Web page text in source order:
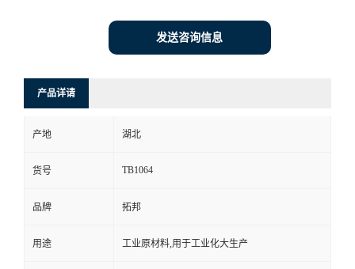
发送咨询信息
产品详请
产地 湖北
货号 TB1064
品牌 拓邦
用途 工业原材料,用于工业化大生产